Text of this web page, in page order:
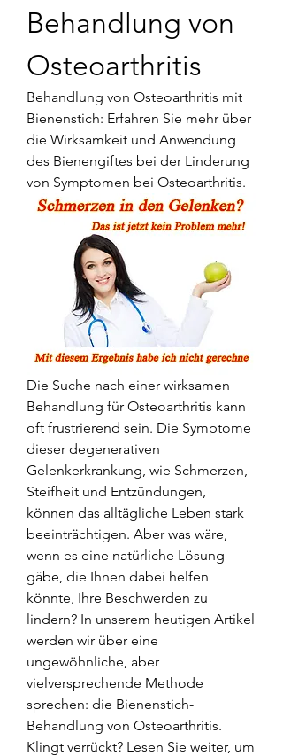
Behandlung von
Osteoarthritis
Behandlung von Osteoarthritis mit
Bienenstich: Erfahren Sie mehr über
die Wirksamkeit und Anwendung
des Bienengiftes bei der Linderung
von Symptomen bei Osteoarthritis.
Die Suche nach einer wirksamen
Behandlung für Osteoarthritis kann
oft frustrierend sein. Die Symptome
dieser degenerativen
Gelenkerkrankung, wie Schmerzen,
Steifheit und Entzündungen,
können das alltägliche Leben stark
beeinträchtigen. Aber was wäre,
wenn es eine natürliche Lösung
gäbe, die Ihnen dabei helfen
könnte, Ihre Beschwerden zu
lindern? In unserem heutigen Artikel
werden wir über eine
ungewöhnliche, aber
vielversprechende Methode
sprechen: die Bienenstich-
Behandlung von Osteoarthritis.
Klingt verrückt? Lesen Sie weiter, um